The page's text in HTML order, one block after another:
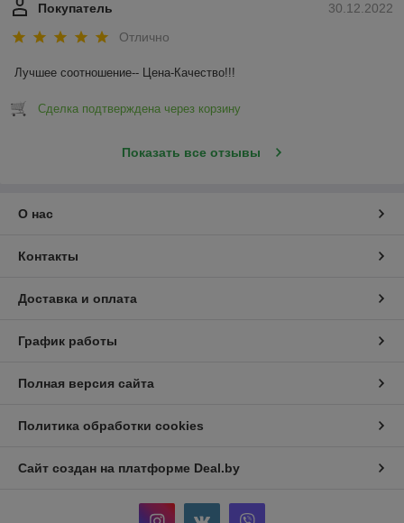
30.12.2022
Покупатель
Отлично
Лучшее соотношение-- Цена-Качество!!!
Сделка подтверждена через корзину
Показать все отзывы
О нас
Контакты
Доставка и оплата
График работы
Полная версия сайта
Политика обработки cookies
Сайт создан на платформе Deal.by